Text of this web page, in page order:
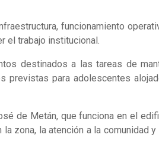
funcionamiento
el trabajo institucional.
destinados a las tareas de
para adolescentes
de Metán, que funciona en el
zona, la atención a la